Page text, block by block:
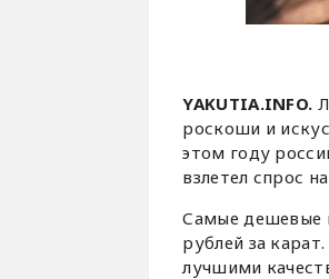
YAKUTIA.INFO.
роскоши и
этом году
взлетел спрос
Самые дешевые
рублей за
лучшими